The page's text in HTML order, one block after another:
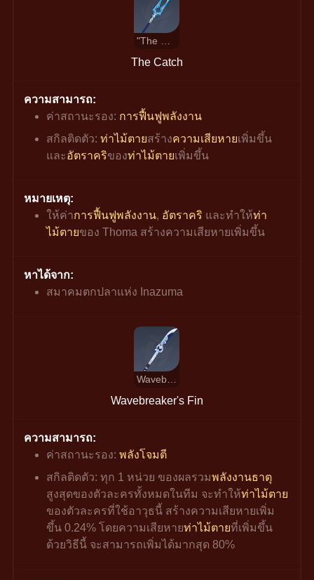
The Catch
ความสามารถ:
ค่าสถานะรอง: การฟื้นฟูพลังงาน
สกิลติดตัว: ท่าไม้ตายสร้างความเสียหายเพิ่มขึ้น
และอัตราคริของท่าไม้ตายเพิ่มขึ้น
หมายเหตุ:
ให้ค่าการฟื้นฟูพลังงาน, อัตราคริ และทำให้ท่า
ไม้ตายของ Thoma สร้างความเสียหายเพิ่มขึ้น
หาได้จาก:
สมาคมตกปลาแห่ง Inazuma
Wavebreaker's Fin
Wavebreaker's Fin
ความสามารถ:
ค่าสถานะรอง: พลังโจมตี
สกิลติดตัว: ทุก 1 หน่วย ของผลรวมพลังงานธาตุ
สูงสุดของตัวละครทั้งหมดในทีม จะทำให้ท่าไม้ตาย
ของตัวละครที่ใช้อาวุธนี้ สร้างความเสียหายเพิ่ม
ขึ้น 0.24% โดยความเสียหายท่าไม้ตายที่เพิ่มขึ้น
ด้วยวิธีนี้ จะสามารถเพิ่มได้มากสุด 80%